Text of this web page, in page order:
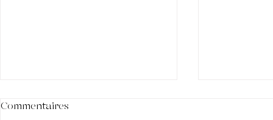
"Canallas" (DO Valencia -
Bodegas Arráez) (Espagne)
Commentaires